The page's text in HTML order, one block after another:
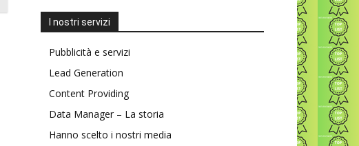
I nostri servizi
Pubblicità e servizi
Lead Generation
Content Providing
Data Manager – La storia
Hanno scelto i nostri media